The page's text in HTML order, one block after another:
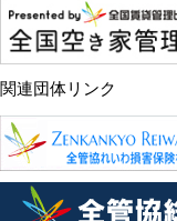
関連団体リンク